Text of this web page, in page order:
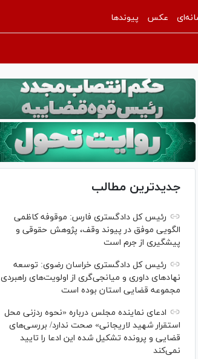
عکس پیوندها
جدیدترین مطالب
رئیس کل دادگستری فارس: موقوفه کاظمی
الگویی موفق در پیوند وقف، پژوهش حقوقی و
پیشگیری از جرم است
رئیس کل دادگستری خراسان رضوی: توسعه
نهاد‌های داوری و میانجی‌گری از اولویت‌های راهبردی
مجموعه قضایی استان بوده است
ادعای نماینده مجلس درباره «نحوه ردزنی محل
استقرار شهید لاریجانی» صحت ندارد/ بررسی‌های
قضایی و پرونده تشکیل شده این ادعا را تایید
نمی‌کند